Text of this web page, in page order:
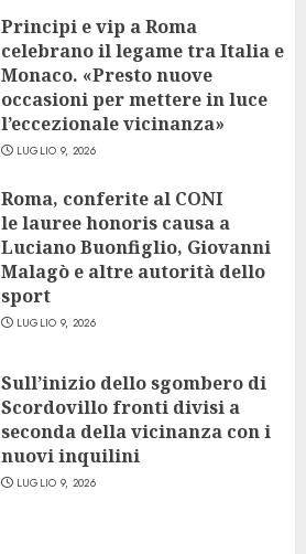
Principi e vip a Roma
celebrano il legame tra Italia e
Monaco. «Presto nuove
occasioni per mettere in luce
l’eccezionale vicinanza»
LUGLIO 9, 2026
Roma, conferite al CONI
le lauree honoris causa a
Luciano Buonfiglio, Giovanni
Malagò e altre autorità dello
sport
LUGLIO 9, 2026
Sull’inizio dello sgombero di
Scordovillo fronti divisi a
seconda della vicinanza con i
nuovi inquilini
LUGLIO 9, 2026